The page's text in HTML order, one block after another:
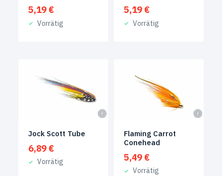
5,19 €
Vorrätig
5,19 €
Vorrätig
Jock Scott Tube
6,89 €
Vorrätig
Flaming Carrot
Conehead
5,49 €
Vorrätig